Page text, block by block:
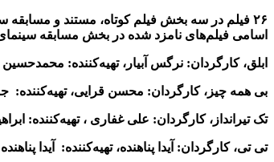
۲۶ فیلم در سه بخش فیلم کوتاه، مستند و
اسامی فیلم‌های نامزد شده در بخش مسابقه
ابلق، کارگردان: نرگس آبیار، تهیه‌کننده:
بی همه چیز، کارگردان: محسن قرایی، تهیه‌کننده:
تک تیرانداز، کارگردان: علی غفاری ، تهیه‌کننده:
تی تی، کارگردان: آیدا پناهنده، تهیه‌کننده: آیدا پناهنده